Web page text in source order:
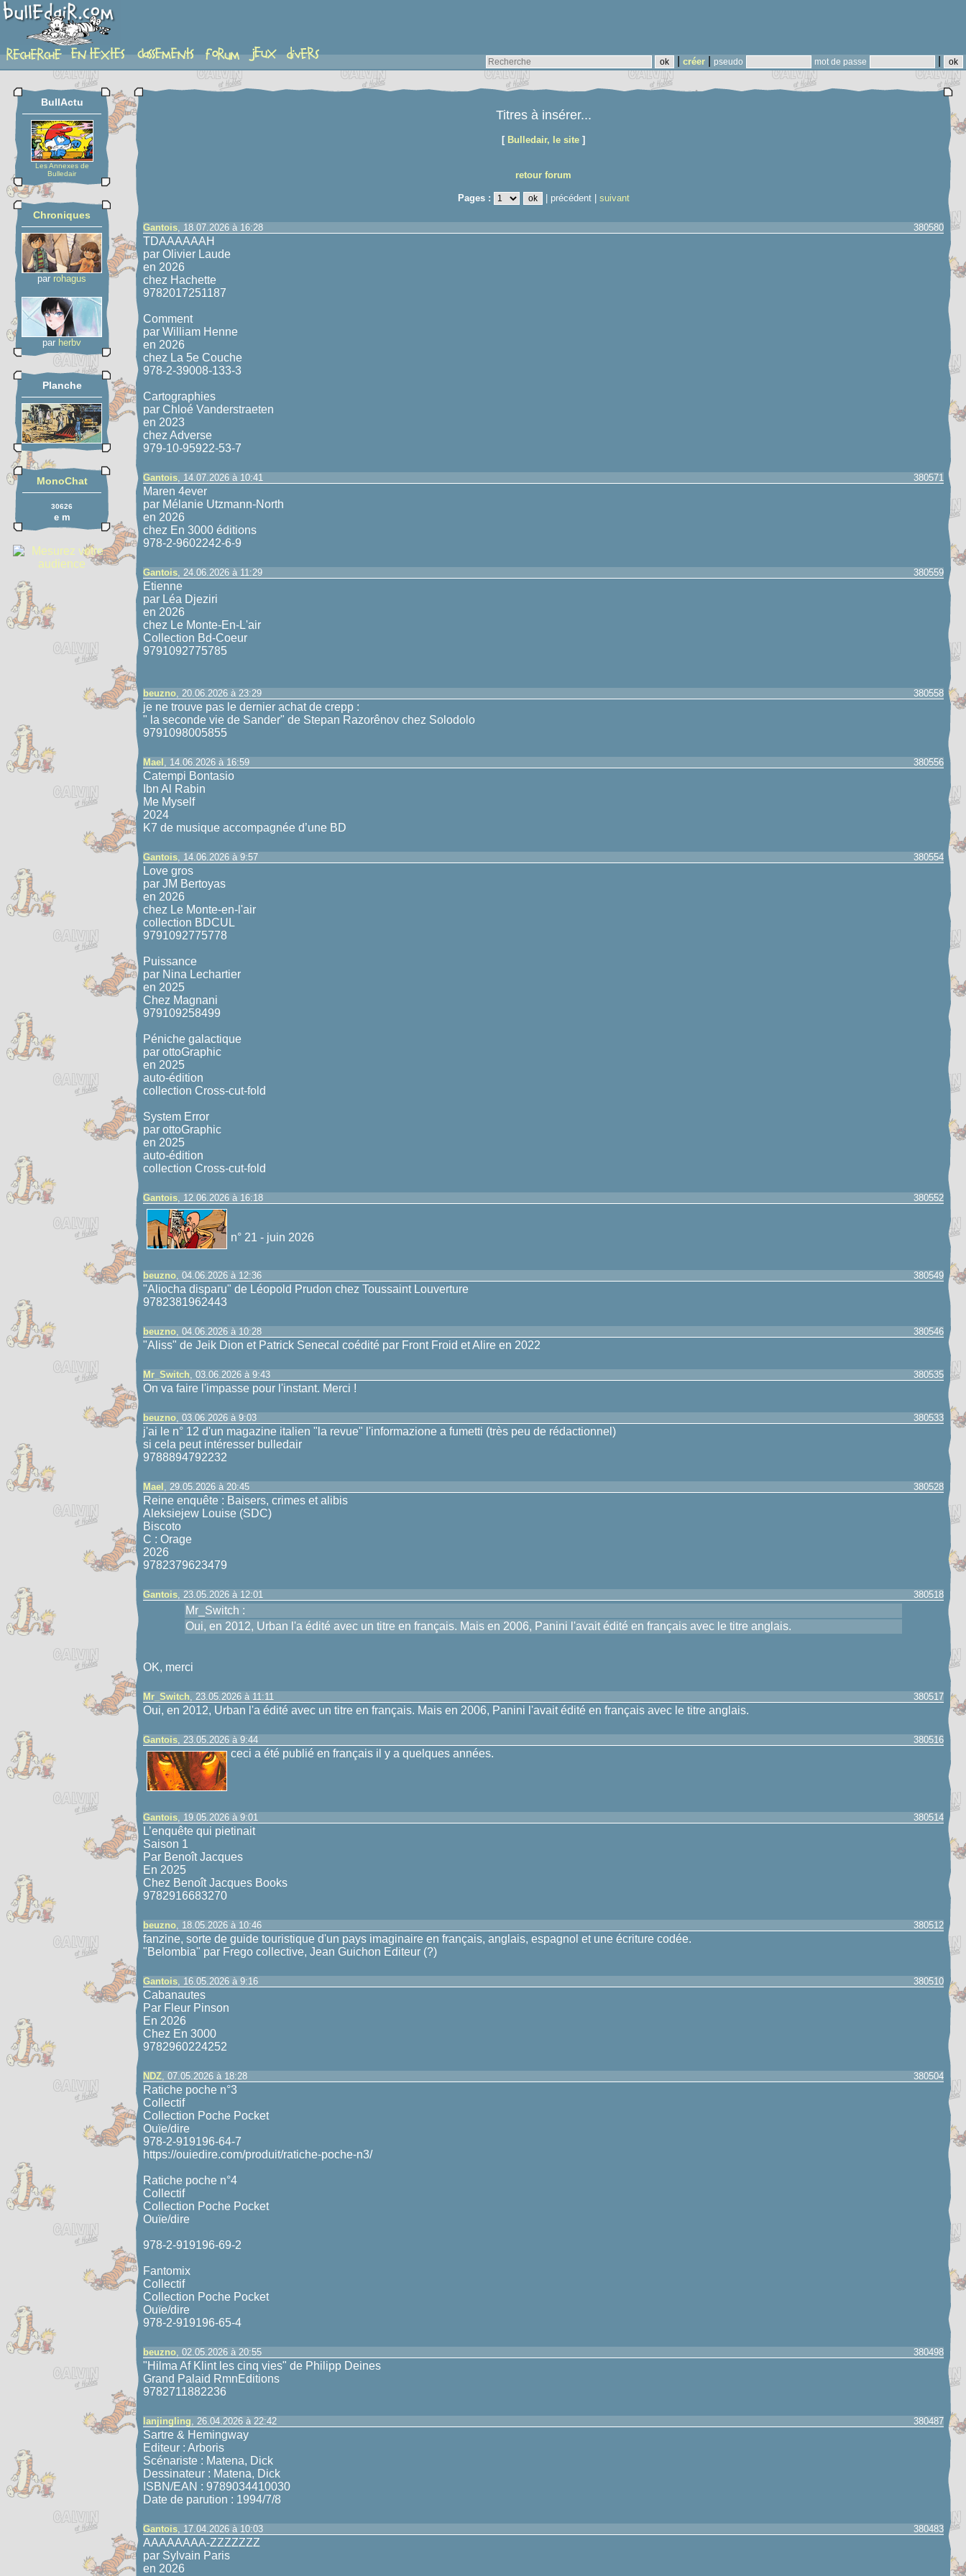
créer pseudo mot de passe
sujet
BullActu
Les Annexes de
Bulledair
Chroniques
par rohagus
par herbv
Planche
MonoChat
30626
e m
Titres à insérer...
[ Bulledair, le site ]
retour forum
Pages : | précédent | suivant
Gantois, 18.07.2026 à 16:28 380580
TDAAAAAAH
par Olivier Laude
en 2026
chez Hachette
9782017251187
Comment
par William Henne
en 2026
chez La 5e Couche
978-2-39008-133-3
Cartographies
par Chloé Vanderstraeten
en 2023
chez Adverse
979-10-95922-53-7
Gantois, 14.07.2026 à 10:41 380571
Maren 4ever
par Mélanie Utzmann-North
en 2026
chez En 3000 éditions
978-2-9602242-6-9
Gantois, 24.06.2026 à 11:29 380559
Etienne
par Léa Djeziri
en 2026
chez Le Monte-En-L'air
Collection Bd-Coeur
9791092775785
beuzno, 20.06.2026 à 23:29 380558
je ne trouve pas le dernier achat de crepp :
" la seconde vie de Sander" de Stepan Razorênov chez Solodolo
9791098005855
Mael , 14.06.2026 à 16:59 380556
Catempi Bontasio
Ibn Al Rabin
Me Myself
2024
K7 de musique accompagnée d’une BD
Gantois, 14.06.2026 à 9:57 380554
Love gros
par JM Bertoyas
en 2026
chez Le Monte-en-l'air
collection BDCUL
9791092775778
Puissance
par Nina Lechartier
en 2025
Chez Magnani
979109258499
Péniche galactique
par ottoGraphic
en 2025
auto-édition
collection Cross-cut-fold
System Error
par ottoGraphic
en 2025
auto-édition
collection Cross-cut-fold
Gantois, 12.06.2026 à 16:18 380552
n° 21 - juin 2026
beuzno, 04.06.2026 à 12:36 380549
"Aliocha disparu" de Léopold Prudon chez Toussaint Louverture
9782381962443
beuzno, 04.06.2026 à 10:28 380546
"Aliss" de Jeik Dion et Patrick Senecal coédité par Front Froid et Alire en 2022
Mr_Switch, 03.06.2026 à 9:43 380535
On va faire l'impasse pour l'instant. Merci !
beuzno, 03.06.2026 à 9:03 380533
j'ai le n° 12 d'un magazine italien "la revue" l'informazione a fumetti (très peu de rédactionnel)
si cela peut intéresser bulledair
9788894792232
Mael , 29.05.2026 à 20:45 380528
Reine enquête : Baisers, crimes et alibis
Aleksiejew Louise (SDC)
Biscoto
C : Orage
2026
9782379623479
Gantois, 23.05.2026 à 12:01 380518
Mr_Switch :
Oui, en 2012, Urban l'a édité avec un titre en français. Mais en 2006, Panini l'avait édité en français avec le titre anglais.
OK, merci
Mr_Switch, 23.05.2026 à 11:11 380517
Oui, en 2012, Urban l'a édité avec un titre en français. Mais en 2006, Panini l'avait édité en français avec le titre anglais.
Gantois, 23.05.2026 à 9:44 380516
ceci a été publié en français il y a quelques années.
Gantois, 19.05.2026 à 9:01 380514
L’enquête qui pietinait
Saison 1
Par Benoît Jacques
En 2025
Chez Benoît Jacques Books
9782916683270
beuzno, 18.05.2026 à 10:46 380512
fanzine, sorte de guide touristique d'un pays imaginaire en français, anglais, espagnol et une écriture codée.
"Belombia" par Frego collective, Jean Guichon Editeur (?)
Gantois, 16.05.2026 à 9:16 380510
Cabanautes
Par Fleur Pinson
En 2026
Chez En 3000
9782960224252
NDZ, 07.05.2026 à 18:28 380504
Ratiche poche n°3
Collectif
Collection Poche Pocket
Ouïe/dire
978-2-919196-64-7
https://ouiedire.com/produit/ratiche-poche-n3/
Ratiche poche n°4
Collectif
Collection Poche Pocket
Ouïe/dire
978-2-919196-69-2
Fantomix
Collectif
Collection Poche Pocket
Ouïe/dire
978-2-919196-65-4
beuzno, 02.05.2026 à 20:55 380498
"Hilma Af Klint les cinq vies" de Philipp Deines
Grand Palaid RmnEditions
9782711882236
lanjingling, 26.04.2026 à 22:42 380487
Sartre & Hemingway
Editeur : Arboris
Scénariste : Matena, Dick
Dessinateur : Matena, Dick
ISBN/EAN : 9789034410030
Date de parution : 1994/7/8
Gantois, 17.04.2026 à 10:03 380483
AAAAAAAA-ZZZZZZZ
par Sylvain Paris
en 2026